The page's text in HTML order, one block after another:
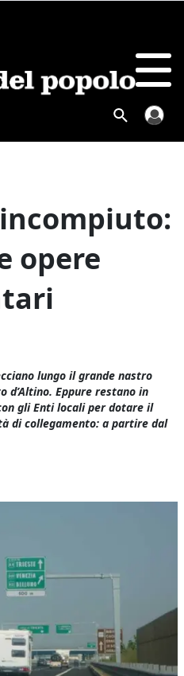
opere
lungo il grande nastro
d’Altino. Eppure restano in
gli Enti locali per dotare il
di collegamento: a partire dal